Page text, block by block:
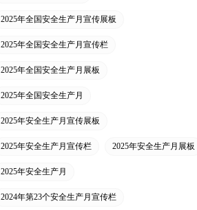
2025年全国安全生产月宣传展板
2025年全国安全生产月宣传栏
2025年全国安全生产月展板
2025年全国安全生产月
2025年安全生产月宣传展板
2025年安全生产月宣传栏 2025年安全生产月展板
2025年安全生产月
2024年第23个安全生产月宣传栏